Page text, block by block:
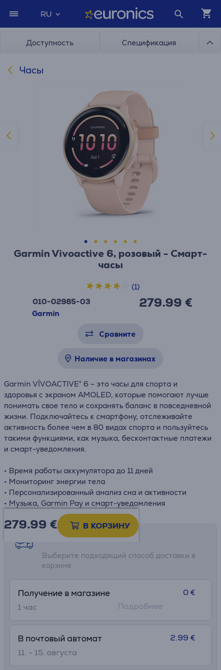
RU
Доступность Спецификация
Часы
Garmin Vivoactive 6, розовый - Смарт-
часы
010-02985-03
Garmin
279.99 €
(1)
Сравните
Наличие в магазинах
Garmin VÍVOACTIVE® 6 – это часы для спорта и
здоровья с экраном AMOLED, которые помогают лучше
понимать свое тело и сохранять баланс в повседневной
жизни. Подключайтесь к смартфону, отслеживайте
активность более чем в 80 видах спорта и пользуйтесь
такими функциями, как музыка, бесконтактные платежи
и смарт-уведомления.
• Время работы аккумулятора до 11 дней
• Мониторинг энергии тела
• Персонализированный анализ сна и активности
• Музыка, Garmin Pay и смарт-уведомления
279.99 € В КОРЗИНУ
Возможности доставки
Выберите подходящий способ доставки в
корзине
Получение в магазине
1 час
0 €
Подробнее
В почтовый автомат
11. - 15. августа
2.99 €